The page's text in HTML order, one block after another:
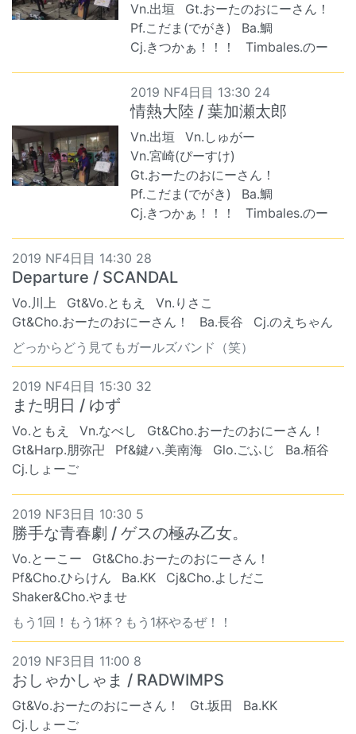
Vn.出垣
Gt.おーたのおにーさん！
Pf.こだま(でがき)
Ba.鯛
Cj.きつかぁ！！！
Timbales.のー
2019 NF4日目 13:30 24
情熱大陸 / 葉加瀬太郎
Vn.出垣
Vn.しゅがー
Vn.宮崎(ぴーすけ)
Gt.おーたのおにーさん！
Pf.こだま(でがき)
Ba.鯛
Cj.きつかぁ！！！
Timbales.のー
2019 NF4日目 14:30 28
Departure / SCANDAL
Vo.川上 Gt&Vo.ともえ
Vn.りさこ
Gt&Cho.おーたのおにーさん！
Ba.長谷
Cj.のえちゃん
どっからどう見てもガールズバンド（笑）
2019 NF4日目 15:30 32
また明日 / ゆず
Vo.ともえ Vn.なべし
Gt&Cho.おーたのおにーさん！
Gt&Harp.朋弥卍
Pf&鍵ハ.美南海 Glo.ごふじ
Ba.栢谷
Cj.しょーご
2019 NF3日目 10:30 5
勝手な青春劇 / ゲスの極み乙女。
Vo.とーこー
Gt&Cho.おーたのおにーさん！
Pf&Cho.ひらけん
Ba.KK
Cj&Cho.よしだこ
Shaker&Cho.やませ
もう1回！もう1杯？もう1杯やるぜ！！
2019 NF3日目 11:00 8
おしゃかしゃま / RADWIMPS
Gt&Vo.おーたのおにーさん！ Gt.坂田
Ba.KK
Cj.しょーご